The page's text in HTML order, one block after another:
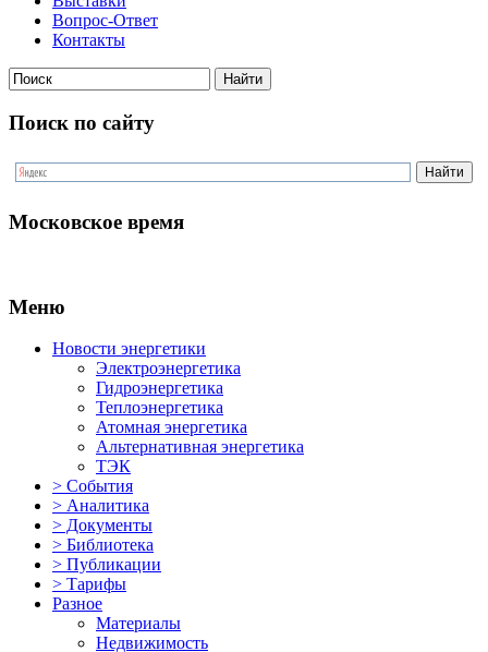
Вопрос-Ответ
Контакты
Поиск по сайту
Московское время
Меню
Новости энергетики
Электроэнергетика
Гидроэнергетика
Теплоэнергетика
Атомная энергетика
Альтернативная энергетика
ТЭК
> События
> Аналитика
> Документы
> Библиотека
> Публикации
> Тарифы
Разное
Материалы
Недвижимость